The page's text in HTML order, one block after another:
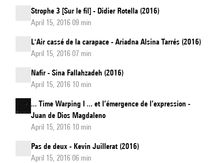
Strophe 3 [Sur le fil] - Didier Rotella (2016)
April 15, 2016 09 min
L'Air cassé de la carapace - Ariadna Alsina Tarrés (2016)
April 15, 2016 07 min
Nafir - Sina Fallahzadeh (2016)
April 15, 2016 10 min
... Time Warping I ... et l’émergence de l’expression -
Juan de Dios Magdaleno
April 15, 2016 10 min
Pas de deux - Kevin Juillerat (2016)
April 15, 2016 06 min